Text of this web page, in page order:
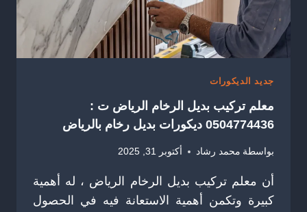
جديد الديكورات
معلم تركيب بديل الرخام الرياض ت :
0504774436 ديكورات بديل رخام بالرياض
بواسطة محمد رشاد أكتوبر 31, 2025
أن معلم تركيب بديل الرخام الرياض ، له أهمية
كبيرة وتكمن أهمية الاستعانة فيه في الحصول